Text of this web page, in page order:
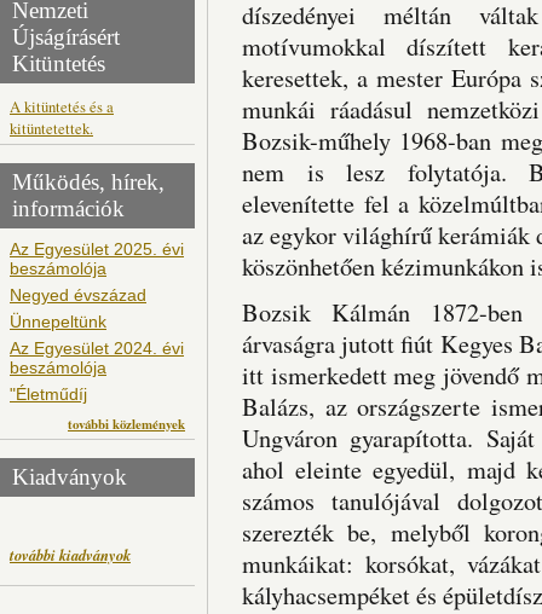
Nemzeti
Újságírásért
Kitüntetés
A kitüntetés és a
kitüntetettek.
Működés, hírek,
információk
Az Egyesület 2025. évi
beszámolója
Negyed évszázad
Ünnepeltünk
Az Egyesület 2024. évi
beszámolója
"Életműdíj
további közlemények
Kiadványok
további kiadványok
díszedényei méltán
motívumokkal díszített
keresettek, a mester Európa
munkái ráadásul
Bozsik-műhely 1968-ban
nem is lesz folytatója.
elevenítette fel a
az egykor világhírű kerámiák
köszönhetően kézimunkákon
Bozsik Kálmán 1872-ben
árvaságra jutott fiút Kegyes
itt ismerkedett meg jövendő
Balázs, az országszerte
Ungváron gyarapította.
ahol eleinte egyedül, majd
számos tanulójával
szerezték be, melyből
munkáikat: korsókat,
kályhacsempéket és